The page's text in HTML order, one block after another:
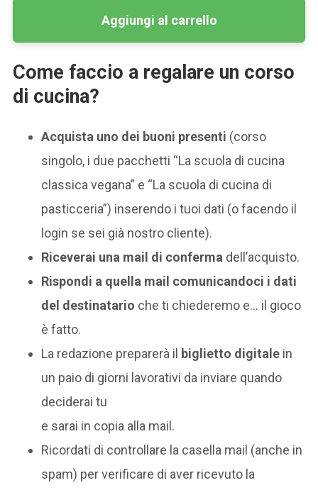
Aggiungi al carrello
Come faccio a regalare un corso
di cucina?
Acquista uno dei buoni presenti (corso
singolo, i due pacchetti “La scuola di cucina
classica vegana” e “La scuola di cucina di
pasticceria”) inserendo i tuoi dati (o facendo il
login se sei già nostro cliente).
Riceverai una mail di conferma dell’acquisto.
Rispondi a quella mail comunicandoci i dati
del destinatario che ti chiederemo e… il gioco
è fatto.
La redazione preparerà il biglietto digitale in
un paio di giorni lavorativi da inviare quando
deciderai tu
e sarai in copia alla mail.
Ricordati di controllare la casella mail (anche in
spam) per verificare di aver ricevuto la